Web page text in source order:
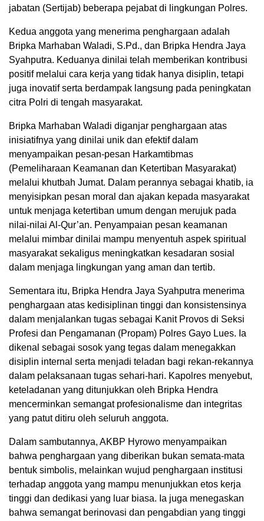
jabatan (Sertijab) beberapa pejabat di lingkungan Polres.
Kedua anggota yang menerima penghargaan adalah
Bripka Marhaban Waladi, S.Pd., dan Bripka Hendra Jaya
Syahputra. Keduanya dinilai telah memberikan kontribusi
positif melalui cara kerja yang tidak hanya disiplin, tetapi
juga inovatif serta berdampak langsung pada peningkatan
citra Polri di tengah masyarakat.
Bripka Marhaban Waladi diganjar penghargaan atas
inisiatifnya yang dinilai unik dan efektif dalam
menyampaikan pesan-pesan Harkamtibmas
(Pemeliharaan Keamanan dan Ketertiban Masyarakat)
melalui khutbah Jumat. Dalam perannya sebagai khatib, ia
menyisipkan pesan moral dan ajakan kepada masyarakat
untuk menjaga ketertiban umum dengan merujuk pada
nilai-nilai Al-Qur’an. Penyampaian pesan keamanan
melalui mimbar dinilai mampu menyentuh aspek spiritual
masyarakat sekaligus meningkatkan kesadaran sosial
dalam menjaga lingkungan yang aman dan tertib.
Sementara itu, Bripka Hendra Jaya Syahputra menerima
penghargaan atas kedisiplinan tinggi dan konsistensinya
dalam menjalankan tugas sebagai Kanit Provos di Seksi
Profesi dan Pengamanan (Propam) Polres Gayo Lues. Ia
dikenal sebagai sosok yang tegas dalam menegakkan
disiplin internal serta menjadi teladan bagi rekan-rekannya
dalam pelaksanaan tugas sehari-hari. Kapolres menyebut,
keteladanan yang ditunjukkan oleh Bripka Hendra
mencerminkan semangat profesionalisme dan integritas
yang patut ditiru oleh seluruh anggota.
Dalam sambutannya, AKBP Hyrowo menyampaikan
bahwa penghargaan yang diberikan bukan semata-mata
bentuk simbolis, melainkan wujud penghargaan institusi
terhadap anggota yang mampu menunjukkan etos kerja
tinggi dan dedikasi yang luar biasa. Ia juga menegaskan
bahwa semangat berinovasi dan pengabdian yang tinggi